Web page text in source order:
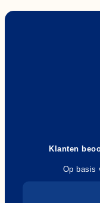
Klanten
Op basis